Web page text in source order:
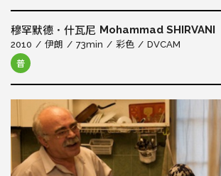
穆罕默德．什瓦尼 Mohammad SHIRVANI
2010 伊朗 73min 彩色 DVCAM
普